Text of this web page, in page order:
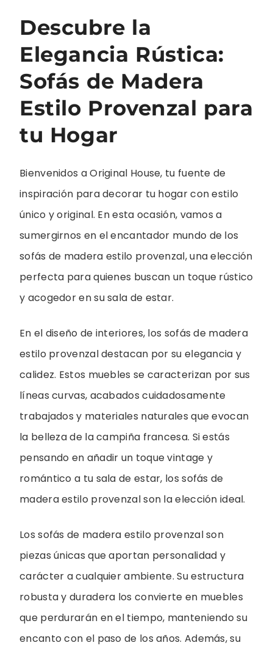
Descubre la
Elegancia Rústica:
Sofás de Madera
Estilo Provenzal para
tu Hogar
Bienvenidos a Original House, tu fuente de
inspiración para decorar tu hogar con estilo
único y original. En esta ocasión, vamos a
sumergirnos en el encantador mundo de los
sofás de madera estilo provenzal, una elección
perfecta para quienes buscan un toque rústico
y acogedor en su sala de estar.
En el diseño de interiores, los sofás de madera
estilo provenzal destacan por su elegancia y
calidez. Estos muebles se caracterizan por sus
líneas curvas, acabados cuidadosamente
trabajados y materiales naturales que evocan
la belleza de la campiña francesa. Si estás
pensando en añadir un toque vintage y
romántico a tu sala de estar, los sofás de
madera estilo provenzal son la elección ideal.
Los sofás de madera estilo provenzal son
piezas únicas que aportan personalidad y
carácter a cualquier ambiente. Su estructura
robusta y duradera los convierte en muebles
que perdurarán en el tiempo, manteniendo su
encanto con el paso de los años. Además, su